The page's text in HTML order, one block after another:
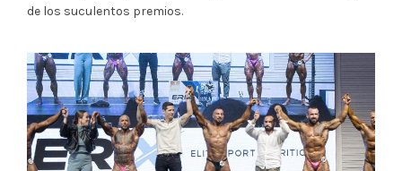
de los suculentos premios.